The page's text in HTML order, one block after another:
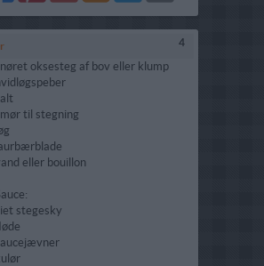
PinterestGMail
Blogger Twitter
4
oksesteg af bov eller klump
til stegning
eller bouillon
stegesky